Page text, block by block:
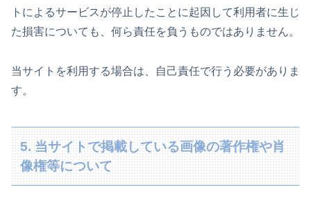
トによるサービスが停止したことに起因して利用者に生じ
た損害についても、何ら責任を負うものではありません。
当サイトを利用する場合は、自己責任で行う必要がありま
す。
5. 当サイトで掲載している画像の著作権や肖
像権等について